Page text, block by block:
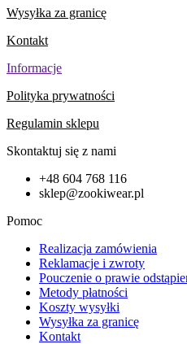
Wysyłka za granicę
Kontakt
Informacje
Polityka prywatności
Regulamin sklepu
Skontaktuj się z nami
+48 604 768 116
sklep@zookiwear.pl
Pomoc
Realizacja zamówienia
Reklamacje i zwroty
Pouczenie o prawie
Metody płatności
Koszty wysyłki
Wysyłka za granicę
Kontakt